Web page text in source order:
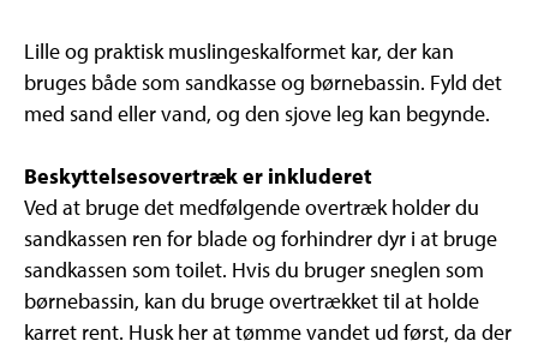
Lille og praktisk muslingeskalformet kar, der kan
bruges både som sandkasse og børnebassin. Fyld det
med sand eller vand, og den sjove leg kan begynde.
Beskyttelsesovertræk er inkluderet
Ved at bruge det medfølgende overtræk holder du
sandkassen ren for blade og forhindrer dyr i at bruge
sandkassen som toilet. Hvis du bruger sneglen som
børnebassin, kan du bruge overtrækket til at holde
karret rent. Husk her at tømme vandet ud først, da der